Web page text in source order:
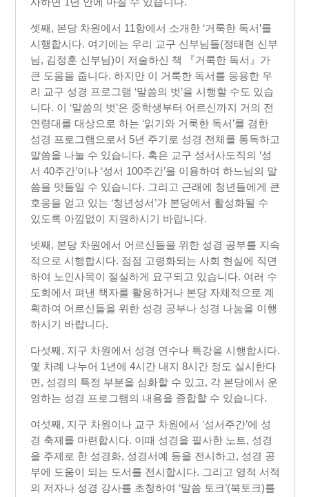
셋째, 본당 차원에서 11항에서 소개한 ‘거룩한 독서’를
시행합시다. 여기에는 우리 교구 신부님들(정태현 신부
님, 김정훈 신부님)이 저술하신 책 『거룩한 독서』가
큰 도움을 줍니다. 하지만 이 거룩한 독서를 응용한 우
리 교구 성경 프로그램 ‘말씀의 벗’을 시행할 수도 있습
니다. 이 ‘말씀의 벗’은 중학생부터 어르신까지 거의 전
연령대를 대상으로 하는 ‘읽기와 거룩한 독서’를 겸한
성경 프로그램으로서 5년 주기로 성경 전체를 통독하고
말씀을 나눌 수 있습니다. 혹은 교구 성서사도직의 ‘성
서 40주간’이나 ‘성서 100주간’을 이용하여 하느님의 말
씀을 맛들일 수 있습니다. 그리고 근래에 청년들에게 큰
호응을 얻고 있는 ‘청년성서’가 본당에서 활성화될 수
있도록 아낌없이 지원하시기 바랍니다.
넷째, 본당 차원에서 어르신들을 위한 성경 공부를 지속
적으로 시행합시다. 점점 고령화되는 사회 현실에 직면
하여 노인사목이 절실하게 요구되고 있습니다. 여러 수
도회에서 펴낸 책자를 활용하거나 본당 자체적으로 계
획하여 어르신들을 위한 성경 공부나 성경 나눔을 이행
하시기 바랍니다.
다섯째, 지구 차원에서 성경 연수나 특강을 시행합시다.
몇 차례 나누어 1년에 4시간 내지 8시간 정도 실시한다
면, 성경의 특정 부분을 심화할 수 있고, 각 본당에서 운
영하는 성경 프로그램의 내용을 종합할 수 있습니다.
여섯째, 지구 차원이나 교구 차원에서 ‘성서주간’에 성
경 축제를 마련합시다. 이때 성경을 필사한 노트, 성경
을 주제로 한 성경화, 성경서예 등을 전시하고, 성경 공
부에 도움이 되는 도서를 전시합시다. 그리고 영적 서적
의 저자나 성경 강사를 초청하여 ‘말씀 토크’(북토크)를